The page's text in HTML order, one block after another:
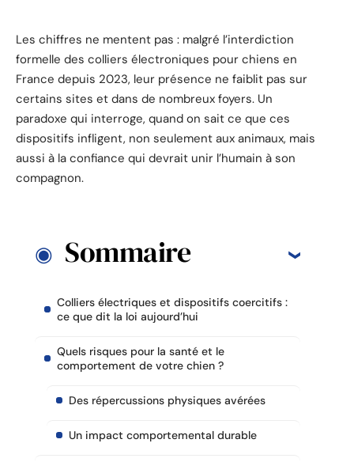
Les chiffres ne mentent pas : malgré l’interdiction
formelle des colliers électroniques pour chiens en
France depuis 2023, leur présence ne faiblit pas sur
certains sites et dans de nombreux foyers. Un
paradoxe qui interroge, quand on sait ce que ces
dispositifs infligent, non seulement aux animaux, mais
aussi à la confiance qui devrait unir l’humain à son
compagnon.
Sommaire
Colliers électriques et dispositifs coercitifs :
ce que dit la loi aujourd’hui
Quels risques pour la santé et le
comportement de votre chien ?
Des répercussions physiques avérées
Un impact comportemental durable